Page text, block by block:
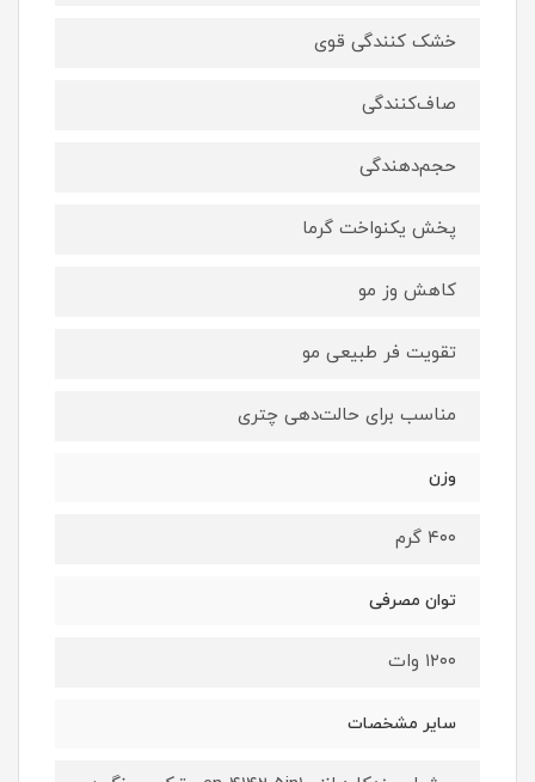
خشک کنندگی قوی
صاف‌کنندگی
حجم‌دهندگی
پخش یکنواخت گرما
کاهش وز مو
تقویت فر طبیعی مو
مناسب برای حالت‌دهی چتری
وزن
۴۰۰ گرم
توان مصرفی
۱۲۰۰ وات
سایر مشخصات